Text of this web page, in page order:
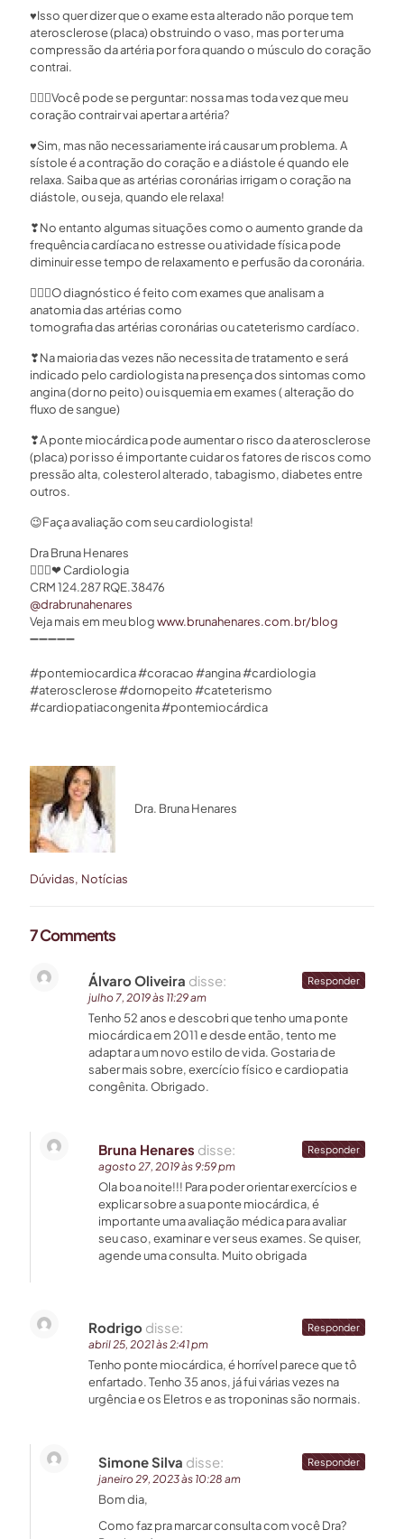
♥Isso quer dizer que o exame esta alterado não porque tem
aterosclerose (placa) obstruindo o vaso, mas por ter uma
compressão da artéria por fora quando o músculo do coração
contrai.
🤷🏻‍♀Você pode se perguntar: nossa mas toda vez que meu
coração contrair vai apertar a artéria?
♥Sim, mas não necessariamente irá causar um problema. A
sístole é a contração do coração e a diástole é quando ele
relaxa. Saiba que as artérias coronárias irrigam o coração na
diástole, ou seja, quando ele relaxa!
❣No entanto algumas situações como o aumento grande da
frequência cardíaca no estresse ou atividade física pode
diminuir esse tempo de relaxamento e perfusão da coronária.
👩🏻‍⚕O diagnóstico é feito com exames que analisam a
anatomia das artérias como
tomografia das artérias coronárias ou cateterismo cardíaco.
❣Na maioria das vezes não necessita de tratamento e será
indicado pelo cardiologista na presença dos sintomas como
angina (dor no peito) ou isquemia em exames ( alteração do
fluxo de sangue)
❣A ponte miocárdica pode aumentar o risco da aterosclerose
(placa) por isso é importante cuidar os fatores de riscos como
pressão alta, colesterol alterado, tabagismo, diabetes entre
outros.
😉Faça avaliação com seu cardiologista!
Dra Bruna Henares
👩🏻‍⚕❤ Cardiologia
CRM 124.287 RQE.38476
@drabrunahenares
Veja mais em meu blogwww.brunahenares.com.br/blog
➖➖➖➖➖
#pontemiocardica #coracao #angina #cardiologia
#aterosclerose #dornopeito #cateterismo
#cardiopatiacongenita #pontemiocárdica
Dra. Bruna Henares
Dúvidas Notícias
7 Comments
Álvaro Oliveira disse:
julho 7, 2019 às 11:29 am
Tenho 52 anos e descobri que tenho uma ponte
miocárdica em 2011 e desde então, tento me
adaptar a um novo estilo de vida. Gostaria de
saber mais sobre, exercício físico e cardiopatia
congênita. Obrigado.
Responder
Bruna Henares disse:
agosto 27, 2019 às 9:59 pm
Ola boa noite!!! Para poder orientar exercícios e
explicar sobre a sua ponte miocárdica, é
importante uma avaliação médica para avaliar
seu caso, examinar e ver seus exames. Se quiser,
agende uma consulta. Muito obrigada
Responder
Rodrigo disse:
abril 25, 2021 às 2:41 pm
Tenho ponte miocárdica, é horrível parece que tô
enfartado. Tenho 35 anos, já fui várias vezes na
urgência e os Eletros e as troponinas são normais.
Responder
Simone Silva disse:
janeiro 29, 2023 às 10:28 am
Bom dia,
Como faz pra marcar consulta com você Dra?
Responder